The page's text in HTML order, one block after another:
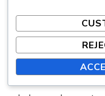
sau lovirea mingii
penalizări pot
menținerea ritmului
Penalizările comune